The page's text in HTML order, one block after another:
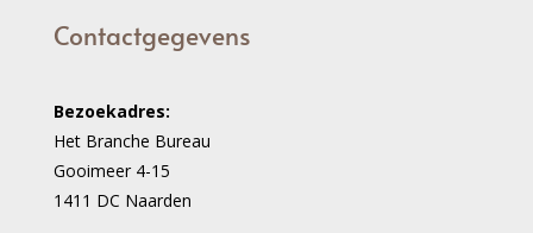
Contactgegevens
Bezoekadres:
Het Branche Bureau
Gooimeer 4-15
1411 DC Naarden